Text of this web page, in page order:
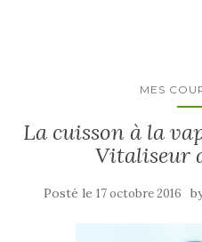
MES
La cuisson à la
Vitaliseur
Posté le 17 octobre 2016